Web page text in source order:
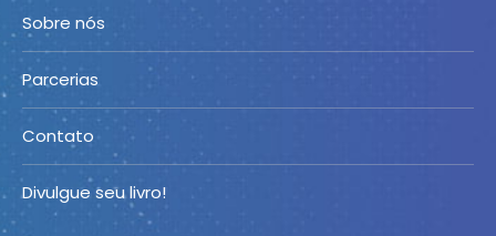
Sobre nós
Parcerias
Contato
Divulgue seu livro!